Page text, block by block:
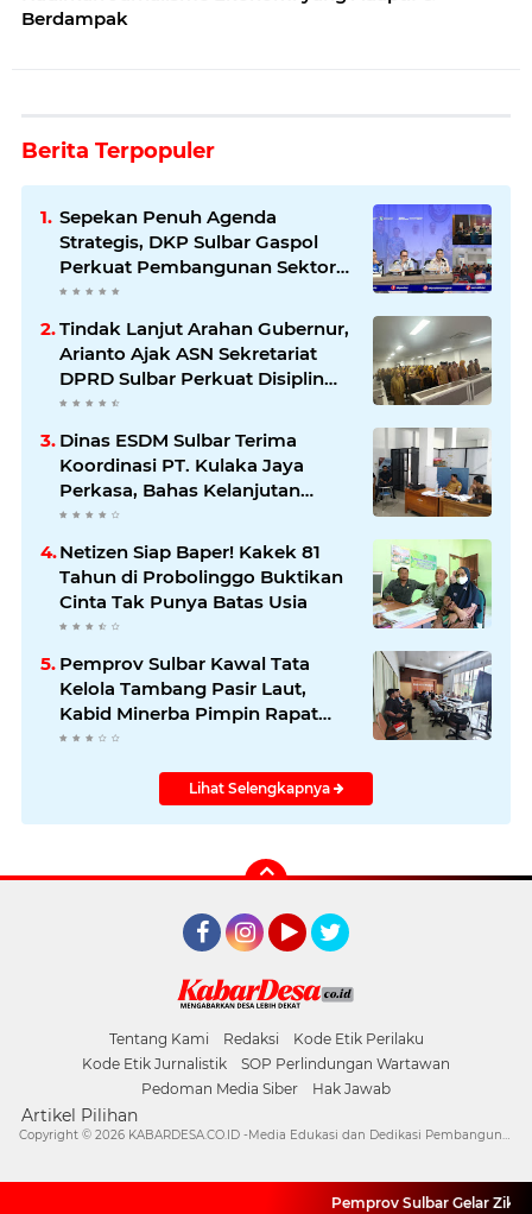
Berdampak
Berita Terpopuler
Sepekan Penuh Agenda
Strategis, DKP Sulbar Gaspol
Perkuat Pembangunan Sektor
Kelautan dan Perikanan
Tindak Lanjut Arahan Gubernur,
Arianto Ajak ASN Sekretariat
DPRD Sulbar Perkuat Disiplin
dan Profesionalisme
Dinas ESDM Sulbar Terima
Koordinasi PT. Kulaka Jaya
Perkasa, Bahas Kelanjutan
Pengelolaan IUP
Netizen Siap Baper! Kakek 81
Tahun di Probolinggo Buktikan
Cinta Tak Punya Batas Usia
Pemprov Sulbar Kawal Tata
Kelola Tambang Pasir Laut,
Kabid Minerba Pimpin Rapat
RKAB PT. Kulaka Jaya Perkasa
Lihat Selengkapnya
Tentang Kami Redaksi
Kode Etik Perilaku
Kode Etik Jurnalistik
SOP Perlindungan Wartawan
Pedoman Media Siber
Hak Jawab
Artikel Pilihan
Pemprov Sulbar Gelar Zikir
Copyright © 2026 KABARDESA.CO.ID -Media Edukasi dan Dedikasi Pembangunan Desa